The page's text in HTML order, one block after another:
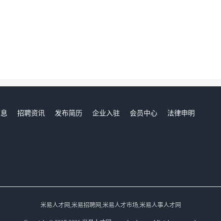
招聘资讯 发布简历 企业入驻 会员中心
法律申明
米易人才网,米易招聘网,米易人才市场,米易人事人才网